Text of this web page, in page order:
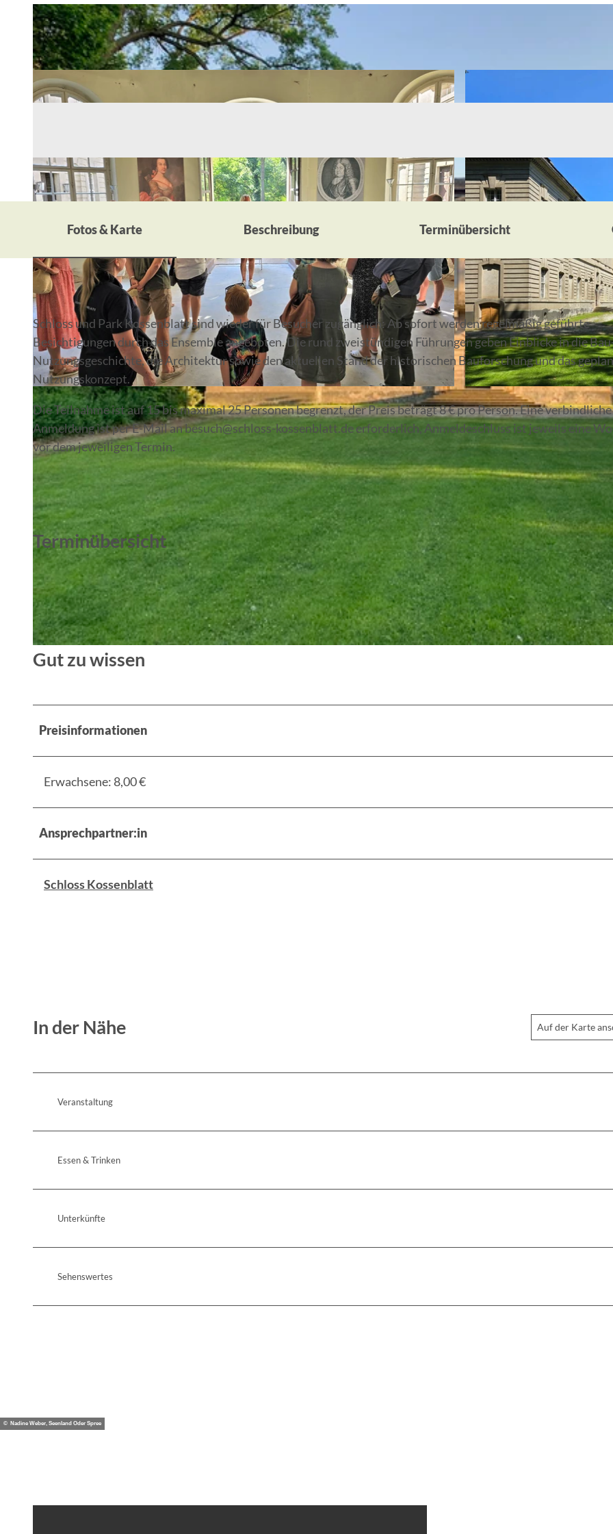
© SKO Projekt GmbH 2025, SKO Projekt GmbH 2025 © SKO Projekt GmbH 2025, SKO Projekt GmbH 2025
Fotos & Karte Beschreibung Terminübersicht
Schloss und Park Kossenblatt sind wieder für Besucher zugänglich: Ab sofort werden regelmäßig geführte
Besichtigungen durch das Ensemble angeboten. Die rund zweistündigen Führungen geben Einblicke in die
Nutzungsgeschichte, die Architektur sowie den aktuellen Stand der historischen Bauforschung und das
Nutzungskonzept.
Die Teilnahme ist auf 15 bis maximal 25 Personen begrenzt, der Preis beträgt 8 € pro Person. Eine verbindliche
Anmeldung ist per E-Mail an besuch@schloss-kossenblatt.de erforderlich, Anmeldeschluss ist jeweils eine
vor dem jeweiligen Termin.
Terminübersicht
Gut zu wissen
Preisinformationen
Erwachsene: 8,00 €
Ansprechpartner:in
Schloss Kossenblatt
In der Nähe Auf der Karte
Veranstaltung
Essen & Trinken
Unterkünfte
Sehenswertes
© Nadine Weber, Seenland Oder Spree